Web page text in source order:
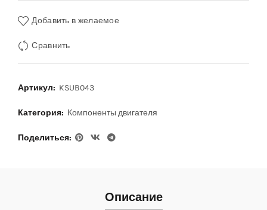
Добавить в желаемое
Сравнить
Артикул: KSUB043
Категория: Компоненты двигателя
Поделиться
Описание